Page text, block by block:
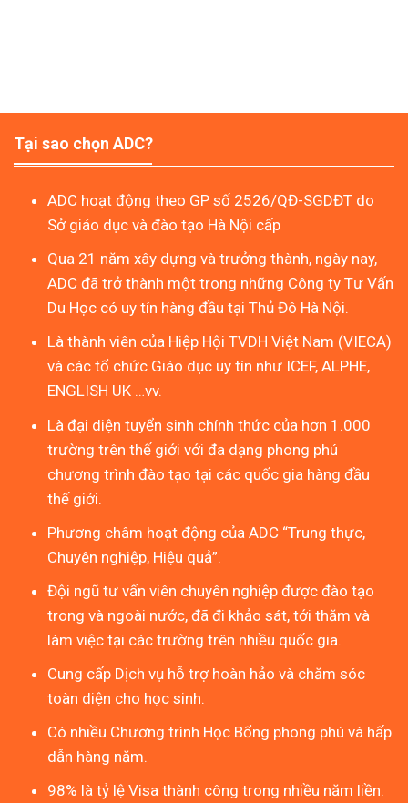
Tại sao chọn ADC?
ADC hoạt động theo GP số 2526/QĐ-SGDĐT do
Sở giáo dục và đào tạo Hà Nội cấp
Qua 21 năm xây dựng và trưởng thành, ngày nay,
ADC đã trở thành một trong những Công ty Tư Vấn
Du Học có uy tín hàng đầu tại Thủ Đô Hà Nội.
Là thành viên của Hiệp Hội TVDH Việt Nam (VIECA)
và các tổ chức Giáo dục uy tín như ICEF, ALPHE,
ENGLISH UK …vv.
Là đại diện tuyển sinh chính thức của hơn 1.000
trường trên thế giới với đa dạng phong phú
chương trình đào tạo tại các quốc gia hàng đầu
thế giới.
Phương châm hoạt động của ADC “Trung thực,
Chuyên nghiệp, Hiệu quả”.
Đội ngũ tư vấn viên chuyên nghiệp được đào tạo
trong và ngoài nước, đã đi khảo sát, tới thăm và
làm việc tại các trường trên nhiều quốc gia.
Cung cấp Dịch vụ hỗ trợ hoàn hảo và chăm sóc
toàn diện cho học sinh.
Có nhiều Chương trình Học Bổng phong phú và hấp
dẫn hàng năm.
98% là tỷ lệ Visa thành công trong nhiều năm liền.